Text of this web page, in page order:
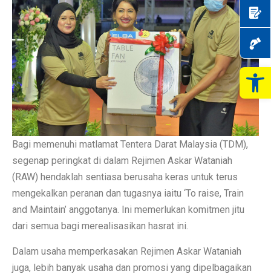
Bagi memenuhi matlamat Tentera Darat Malaysia (TDM),
segenap peringkat di dalam Rejimen Askar Wataniah
(RAW) hendaklah sentiasa berusaha keras untuk terus
mengekalkan peranan dan tugasnya iaitu ‘To raise, Train
and Maintain’ anggotanya. Ini memerlukan komitmen jitu
dari semua bagi merealisasikan hasrat ini.
Dalam usaha memperkasakan Rejimen Askar Wataniah
juga, lebih banyak usaha dan promosi yang dipelbagaikan